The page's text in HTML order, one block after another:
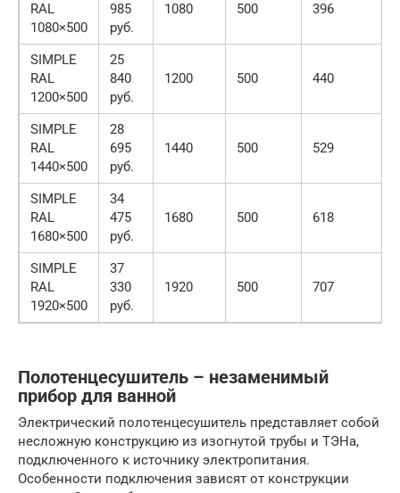
RAL
1080×500
985
руб.
1080 500 396
SIMPLE
RAL
1200×500
25
840
руб.
1200 500 440
SIMPLE
RAL
1440×500
28
695
руб.
1440 500 529
SIMPLE
RAL
1680×500
34
475
руб.
1680 500 618
SIMPLE
RAL
1920×500
37
330
руб.
1920 500 707
Полотенцесушитель – незаменимый
прибор для ванной
Электрический полотенцесушитель представляет собой
несложную конструкцию из изогнутой трубы и ТЭНа,
подключенного к источнику электропитания.
Особенности подключения зависят от конструкции